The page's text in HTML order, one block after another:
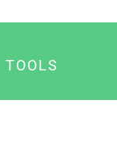
TOOLS